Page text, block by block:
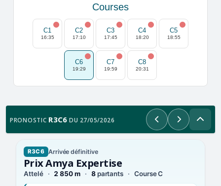
Courses
C1
16:35
C2
17:10
C3
17:45
C4
18:20
C5
18:55
C6
19:29
C7
19:59
C8
20:31
PRONOSTIC R3C6 DU 27/05/2026 PrécédentSuivant
R3C6 Arrivée définitive
Prix Amya Expertise
Attelé 2 850 m 8partants Course C